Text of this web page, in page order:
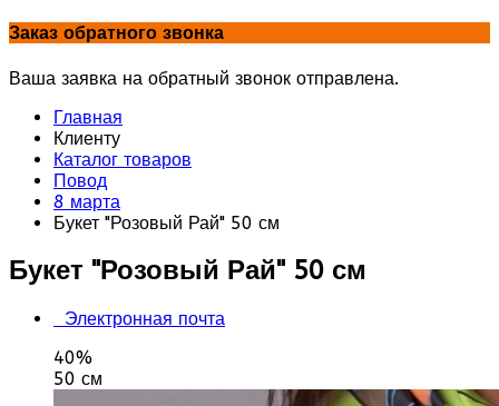
Заказ обратного звонка
Ваша заявка на обратный звонок отправлена.
Главная
Клиенту
Каталог товаров
Повод
8 марта
Букет "Розовый Рай" 50 см
Букет "Розовый Рай" 50 см
Электронная почта
40%
50 см